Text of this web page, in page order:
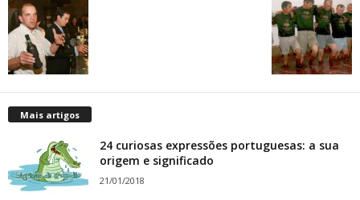
Mais artigos
24 curiosas expressões portuguesas: a sua
origem e significado
21/01/2018